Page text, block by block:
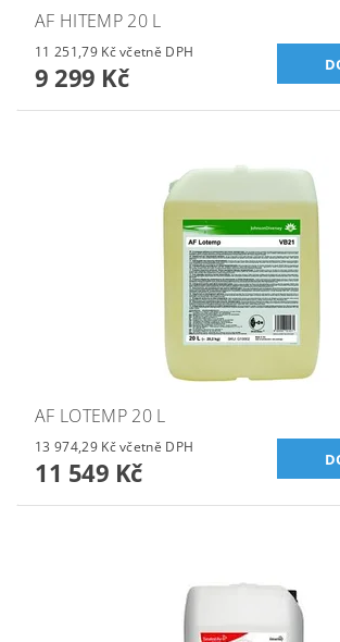
AF HITEMP 20 L
11 251,79 Kč včetně DPH
9 299 Kč
AF LOTEMP 20 L
13 974,29 Kč včetně DPH
11 549 Kč